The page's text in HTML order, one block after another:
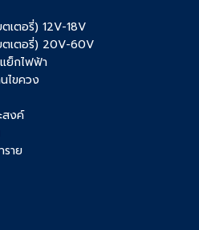
เตอรี่) 12V-18V
ตเตอรี่) 20V-60V
ย็กไฟฟ้า
ไขควง
สงค์
ราย